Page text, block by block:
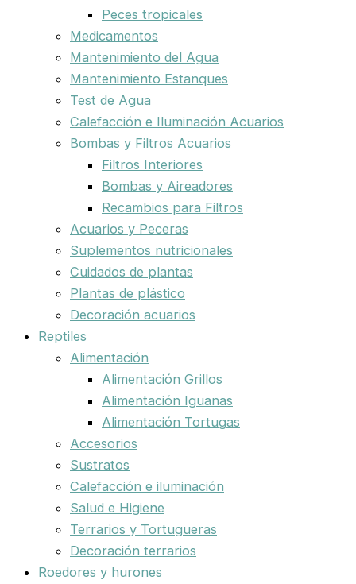
Peces tropicales
Medicamentos
Mantenimiento del Agua
Mantenimiento Estanques
Test de Agua
Calefacción e Iluminación Acuarios
Bombas y Filtros Acuarios
Filtros Interiores
Bombas y Aireadores
Recambios para Filtros
Acuarios y Peceras
Suplementos nutricionales
Cuidados de plantas
Plantas de plástico
Decoración acuarios
Reptiles
Alimentación
Alimentación Grillos
Alimentación Iguanas
Alimentación Tortugas
Accesorios
Sustratos
Calefacción e iluminación
Salud e Higiene
Terrarios y Tortugueras
Decoración terrarios
Roedores y hurones